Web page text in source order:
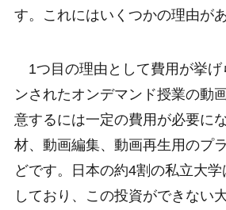
す。これにはいくつかの理由があ
1つ目の理由として費用が挙げ
ンされたオンデマンド授業の動
意するには一定の費用が必要に
材、動画編集、動画再生用のプ
どです。日本の約4割の私立大学
しており、この投資ができない